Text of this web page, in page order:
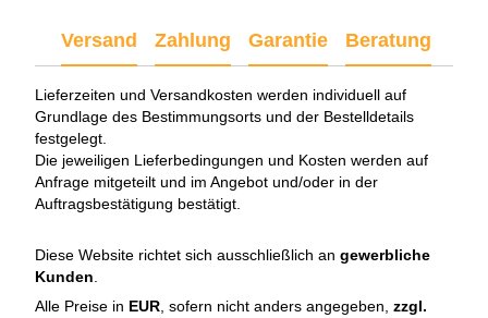
Versand Zahlung Garantie Beratung
Lieferzeiten und Versandkosten werden individuell auf
Grundlage des Bestimmungsorts und der Bestelldetails
festgelegt.
Die jeweiligen Lieferbedingungen und Kosten werden auf
Anfrage mitgeteilt und im Angebot und/oder in der
Auftragsbestätigung bestätigt.
Diese Website richtet sich ausschließlich an gewerbliche
Kunden
Alle Preise in EUR , sofern nicht anders angegeben, zzgl.